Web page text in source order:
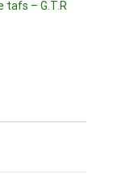
tafs – G.T.R